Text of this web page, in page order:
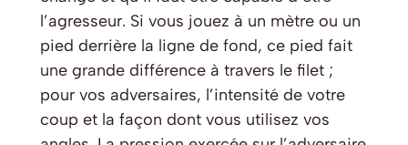
l’agresseur. Si vous jouez à un mètre ou un
pied derrière la ligne de fond, ce pied fait
une grande différence à travers le filet ;
pour vos adversaires, l’intensité de votre
coup et la façon dont vous utilisez vos